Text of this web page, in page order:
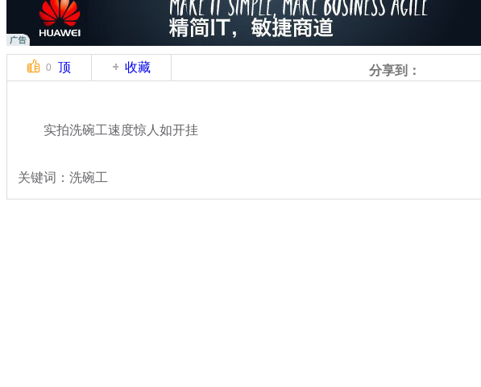
0 顶 收藏 分享到：
实拍洗碗工速度惊人如开挂
关键词：洗碗工